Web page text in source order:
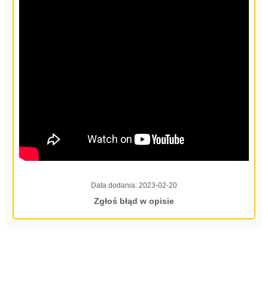
Data dodania: 2023-02-20
Zgłoś błąd w opisie